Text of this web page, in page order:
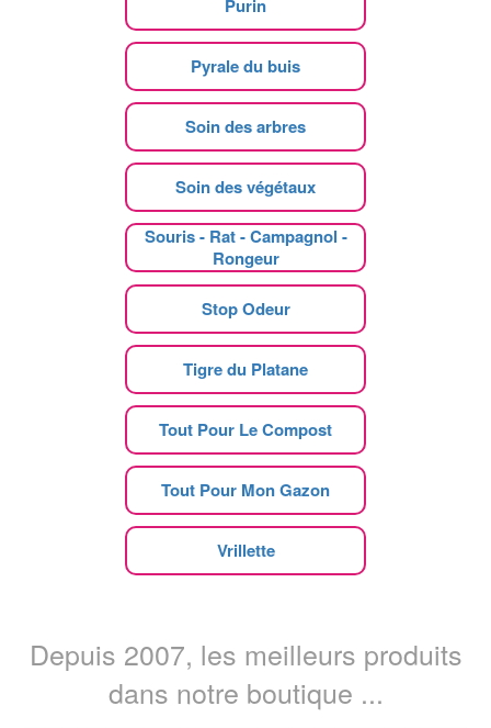
Purin
Pyrale du buis
Soin des arbres
Soin des végétaux
Souris - Rat - Campagnol -
Rongeur
Stop Odeur
Tigre du Platane
Tout Pour Le Compost
Tout Pour Mon Gazon
Vrillette
Depuis 2007, les meilleurs produits
dans notre boutique ...